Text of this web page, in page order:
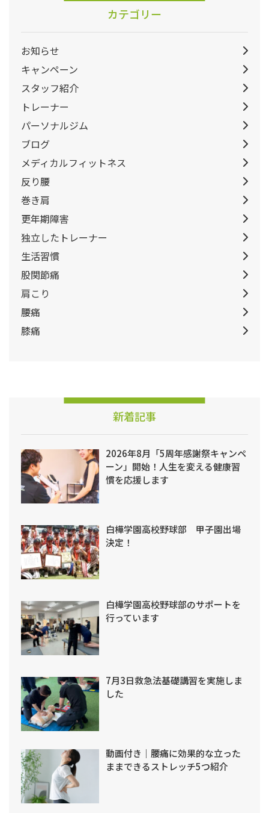
カテゴリー
お知らせ
キャンペーン
スタッフ紹介
トレーナー
パーソナルジム
ブログ
メディカルフィットネス
反り腰
巻き肩
更年期障害
独立したトレーナー
生活習慣
股関節痛
肩こり
腰痛
膝痛
新着記事
2026年8月「5周年感謝祭キャンペ
ーン」開始！人生を変える健康習
慣を応援します
白樺学園高校野球部 甲子園出場
決定！
白樺学園高校野球部のサポートを
行っています
7月3日救急法基礎講習を実施しま
した
動画付き｜腰痛に効果的な立った
ままできるストレッチ5つ紹介